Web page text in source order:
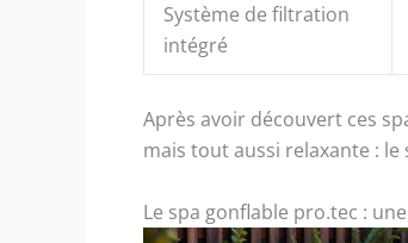
Système de filtration
intégré
Après avoir découvert ces
mais tout aussi relaxante : le
Le spa gonflable pro.tec :